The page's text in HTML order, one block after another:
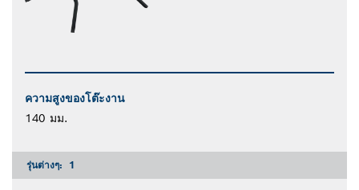
ความสูงของโต๊ะงาน
140 มม.
รุ่นต่างๆ: 1